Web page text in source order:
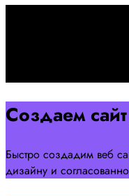
Создаем
Быстро создадим веб
дизайну и